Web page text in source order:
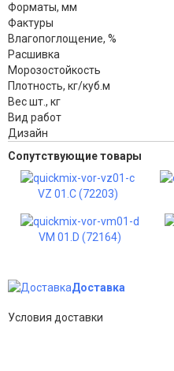
Форматы, мм
Фактуры
Влагопоглощение, %
Расшивка
Морозостойкость
Плотность, кг/куб.м
Вес шт., кг
Вид работ
Дизайн
Сопутствующие товары
VZ 01.C (72203)
VM 01.D (72164)
Доставка
Условия доставки